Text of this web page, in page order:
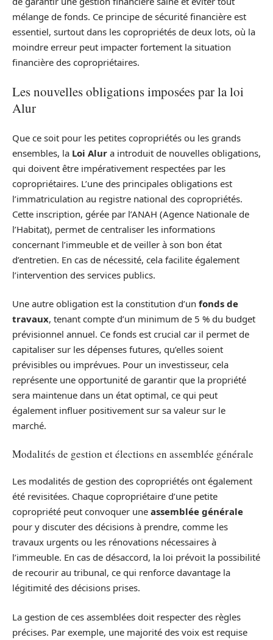
mélange de fonds. Ce principe de sécurité financière est
essentiel, surtout dans les copropriétés de deux lots, où la
moindre erreur peut impacter fortement la situation
financière des copropriétaires.
Les nouvelles obligations imposées par la loi
Alur
Que ce soit pour les petites copropriétés ou les grands
ensembles, la Loi Alur a introduit de nouvelles obligations,
qui doivent être impérativement respectées par les
copropriétaires. L’une des principales obligations est
l’immatriculation au registre national des copropriétés.
Cette inscription, gérée par l’ANAH (Agence Nationale de
l’Habitat), permet de centraliser les informations
concernant l’immeuble et de veiller à son bon état
d’entretien. En cas de nécessité, cela facilite également
l’intervention des services publics.
Une autre obligation est la constitution d’un fonds de
travaux, tenant compte d’un minimum de 5 % du budget
prévisionnel annuel. Ce fonds est crucial car il permet de
capitaliser sur les dépenses futures, qu’elles soient
prévisibles ou imprévues. Pour un investisseur, cela
représente une opportunité de garantir que la propriété
sera maintenue dans un état optimal, ce qui peut
également influer positivement sur sa valeur sur le
marché.
Modalités de gestion et élections en assemblée générale
Les modalités de gestion des copropriétés ont également
été revisitées. Chaque copropriétaire d’une petite
copropriété peut convoquer une assemblée générale
pour y discuter des décisions à prendre, comme les
travaux urgents ou les rénovations nécessaires à
l’immeuble. En cas de désaccord, la loi prévoit la possibilité
de recourir au tribunal, ce qui renforce davantage la
légitimité des décisions prises.
La gestion de ces assemblées doit respecter des règles
précises. Par exemple, une majorité des voix est requise